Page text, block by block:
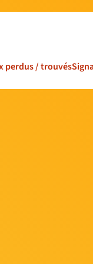
perdus / trouvés